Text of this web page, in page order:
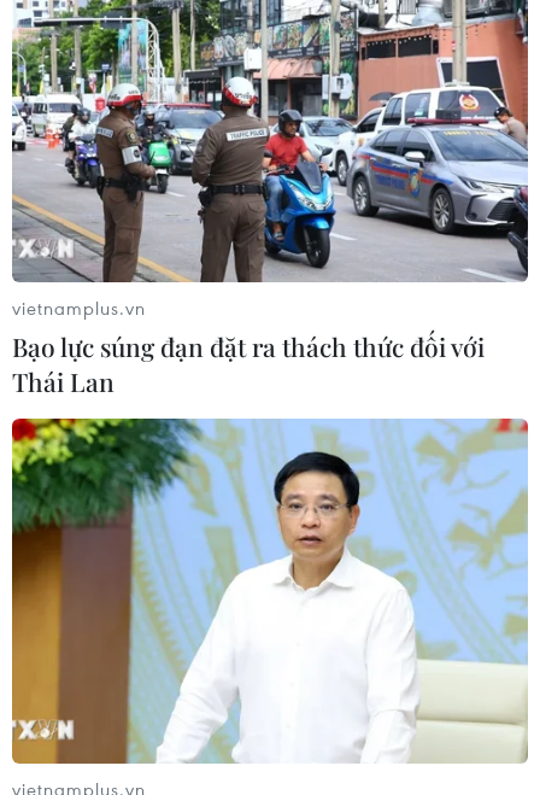
vietnamplus.vn
Bạo lực súng đạn đặt ra thách thức đối với
Thái Lan
vietnamplus.vn